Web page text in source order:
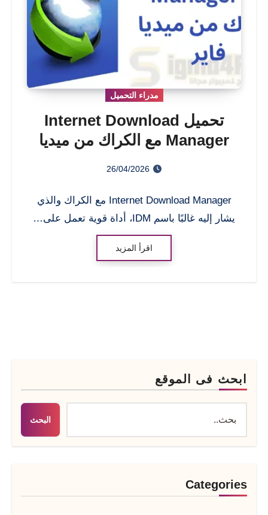
مدراء التحميل
تحميل Internet Download
Manager مع الكراك من ميديا
26/04/2026
Internet Download Manager مع الكراك والذي
يشار إليه غالبًا باسم IDM، أداة قوية تعمل على…
اقرأ المزيد
ابحث فى الموقع
البحث
Categories